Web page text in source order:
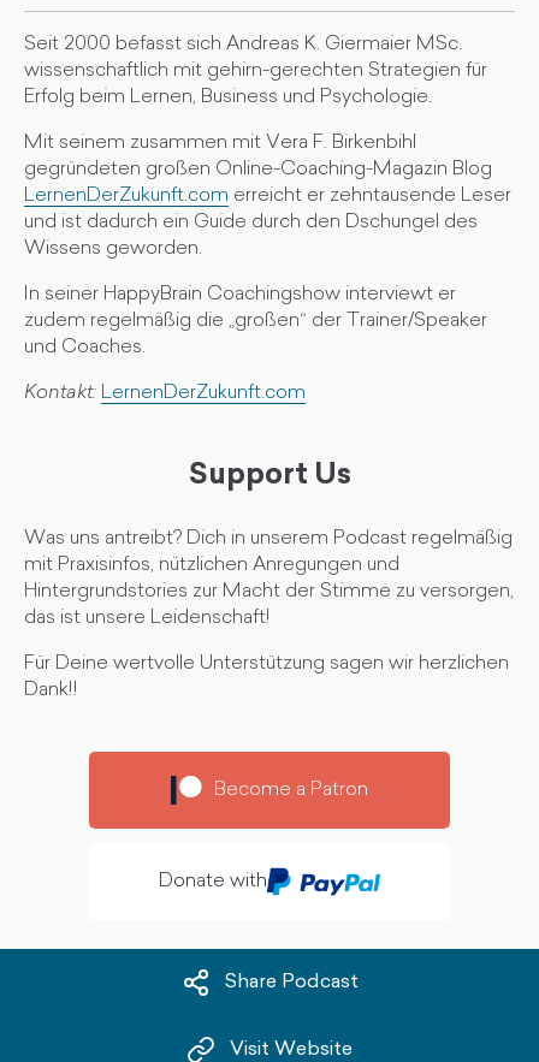
Seit 2000 befasst sich Andreas K. Giermaier MSc.
wissenschaftlich mit gehirn-gerechten Strategien für
Erfolg beim Lernen, Business und Psychologie.
Mit seinem zusammen mit Vera F. Birkenbihl
gegründeten großen Online-Coaching-Magazin Blog
LernenDerZukunft.com erreicht er zehntausende Leser
und ist dadurch ein Guide durch den Dschungel des
Wissens geworden.
In seiner HappyBrain Coachingshow interviewt er
zudem regelmäßig die „großen“ der Trainer/Speaker
und Coaches.
Kontakt: LernenDerZukunft.com
Support Us
Was uns antreibt? Dich in unserem Podcast regelmäßig
mit Praxisinfos, nützlichen Anregungen und
Hintergrundstories zur Macht der Stimme zu versorgen,
das ist unsere Leidenschaft!
Für Deine wertvolle Unterstützung sagen wir herzlichen
Dank!!
Become a Patron
Donate with
Share Podcast
Visit Website